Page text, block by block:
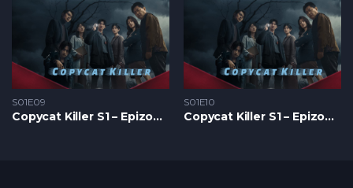
S01E09
Copycat Killer S1 – Epizoda 09
S01E10
Copycat Killer S1 – Epizoda 10